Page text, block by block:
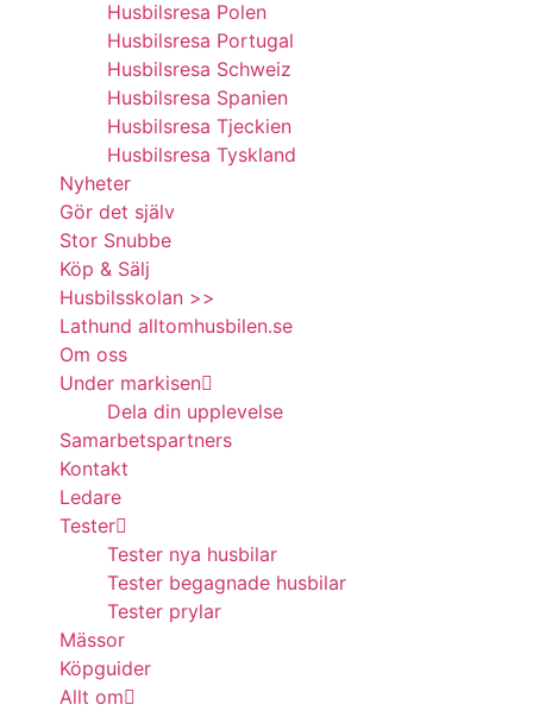
Husbilsresa Polen
Husbilsresa Portugal
Husbilsresa Schweiz
Husbilsresa Spanien
Husbilsresa Tjeckien
Husbilsresa Tyskland
Nyheter
Gör det själv
Stor Snubbe
Köp & Sälj
Husbilsskolan >>
Lathund alltomhusbilen.se
Om oss
Under markisen
Dela din upplevelse
Samarbetspartners
Kontakt
Ledare
Tester
Tester nya husbilar
Tester begagnade husbilar
Tester prylar
Mässor
Köpguider
Allt om